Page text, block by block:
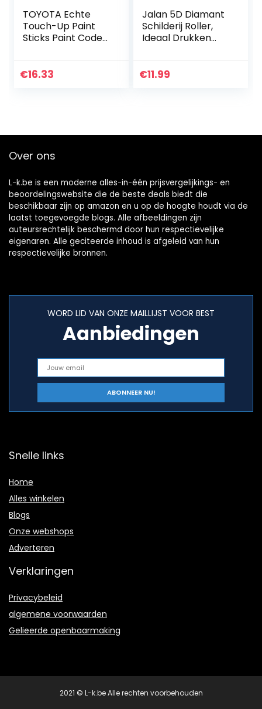
TOYOTA Echte
Touch-Up Paint
Sticks Paint Code
€16.33
Jalan 5D Diamant
Schilderij Roller,
Ideaal Drukken
Volledige Boor 5D
€11.99
Over ons
L-k.be is een moderne alles-in-één prijsvergelijkings- en
beoordelingswebsite die de beste deals biedt die
beschikbaar zijn op amazon en u op de hoogte houdt via de
laatst toegevoegde blogs. Alle afbeeldingen zijn
auteursrechtelijk beschermd door hun respectievelijke
eigenaren. Alle geciteerde inhoud is afgeleid van hun
respectievelijke bronnen.
WORD LID VAN ONZE MAILLIJST VOOR BEST
Aanbiedingen
Snelle links
Home
Alles winkelen
Blogs
Onze webshops
Adverteren
Verklaringen
Privacybeleid
algemene voorwaarden
Gelieerde openbaarmaking
2021 © L-k.be Alle rechten voorbehouden